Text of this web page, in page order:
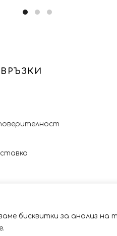
бисквитки за анализ на
Всички права запазени
сайта Вие се